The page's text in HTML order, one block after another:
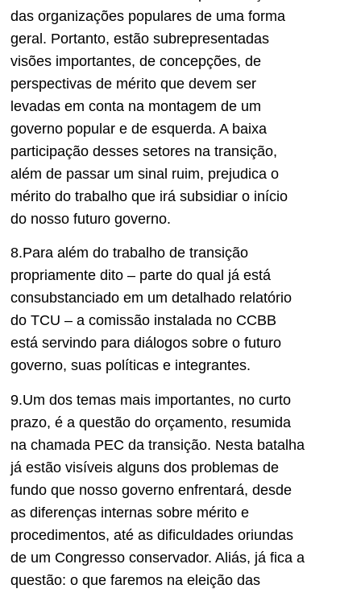
das organizações populares de uma forma
geral. Portanto, estão subrepresentadas
visões importantes, de concepções, de
perspectivas de mérito que devem ser
levadas em conta na montagem de um
governo popular e de esquerda. A baixa
participação desses setores na transição,
além de passar um sinal ruim, prejudica o
mérito do trabalho que irá subsidiar o início
do nosso futuro governo.
8.Para além do trabalho de transição
propriamente dito – parte do qual já está
consubstanciado em um detalhado relatório
do TCU – a comissão instalada no CCBB
está servindo para diálogos sobre o futuro
governo, suas políticas e integrantes.
9.Um dos temas mais importantes, no curto
prazo, é a questão do orçamento, resumida
na chamada PEC da transição. Nesta batalha
já estão visíveis alguns dos problemas de
fundo que nosso governo enfrentará, desde
as diferenças internas sobre mérito e
procedimentos, até as dificuldades oriundas
de um Congresso conservador. Aliás, já fica a
questão: o que faremos na eleição das